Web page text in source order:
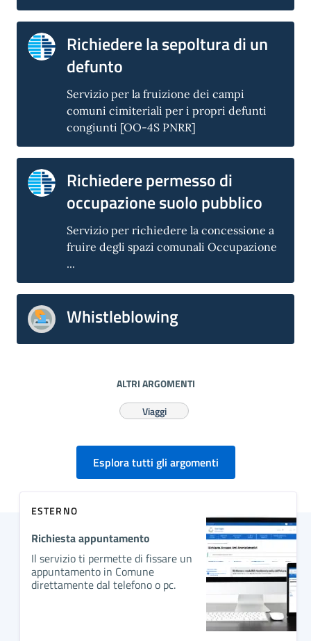
Richiedere la sepoltura di un
defunto
Servizio per la fruizione dei campi
comuni cimiteriali per i propri defunti
congiunti [OO-4S PNRR]
Richiedere permesso di
occupazione suolo pubblico
Servizio per richiedere la concessione a
fruire degli spazi comunali Occupazione
...
Whistleblowing
ALTRI ARGOMENTI
Viaggi
Esplora tutti gli argomenti
ESTERNO
Richiesta appuntamento
Il servizio ti permette di fissare un
appuntamento in Comune
direttamente dal telefono o pc.